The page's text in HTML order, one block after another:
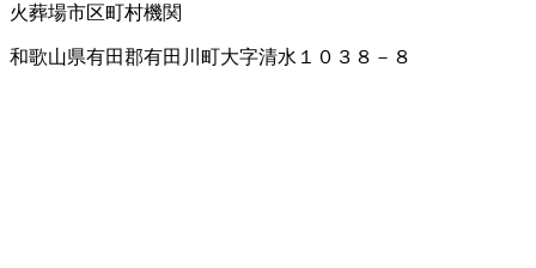
火葬場市区町村機関
和歌山県有田郡有田川町大字清水１０３８－８